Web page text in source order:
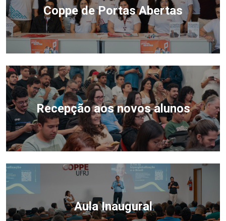
Coppe de Portas Abertas
Recepção aos novos alunos
Aula Inaugural